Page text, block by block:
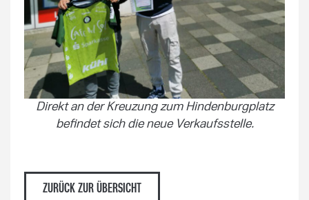
Direkt an der Kreuzung zum Hindenburgplatz
befindet sich die neue Verkaufsstelle.
ZURÜCK ZUR ÜBERSICHT